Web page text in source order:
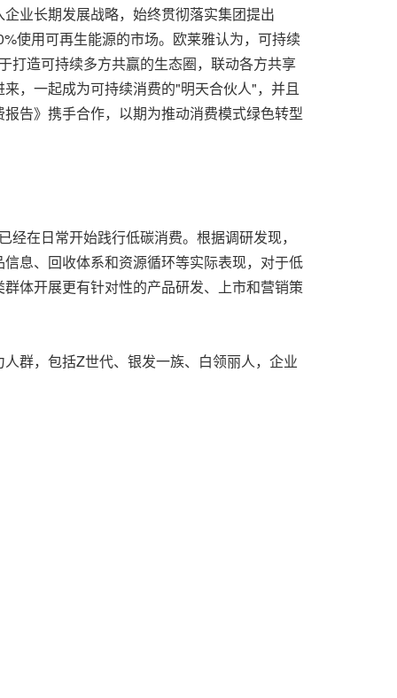
业长期发展战略，始终贯彻落实集团提出
使用可再生能源的市场。欧莱雅认为，可持续
打造可持续多方共赢的生态圈，联动各方共享
，一起成为可持续消费的"明天合伙人"，并且
告》携手合作，以期为推动消费模式绿色转型
在日常开始践行低碳消费。根据调研发现，
息、回收体系和资源循环等实际表现，对于低
体开展更有针对性的产品研发、上市和营销策
群，包括Z世代、银发一族、白领丽人，企业